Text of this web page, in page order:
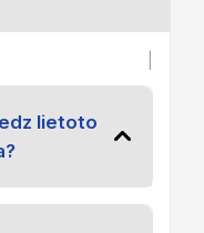
lietoto